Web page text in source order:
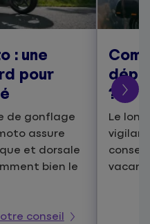
: une
pour
de gonflage
assure
et dorsale
bien le
conseil
?
Le